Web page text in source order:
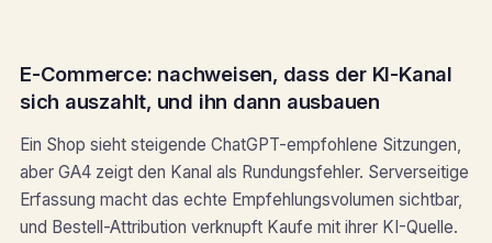
E-Commerce: nachweisen, dass der KI-Kanal
sich auszahlt, und ihn dann ausbauen
Ein Shop sieht steigende ChatGPT-empfohlene Sitzungen,
aber GA4 zeigt den Kanal als Rundungsfehler. Serverseitige
Erfassung macht das echte Empfehlungsvolumen sichtbar,
und Bestell-Attribution verknupft Kaufe mit ihrer KI-Quelle.